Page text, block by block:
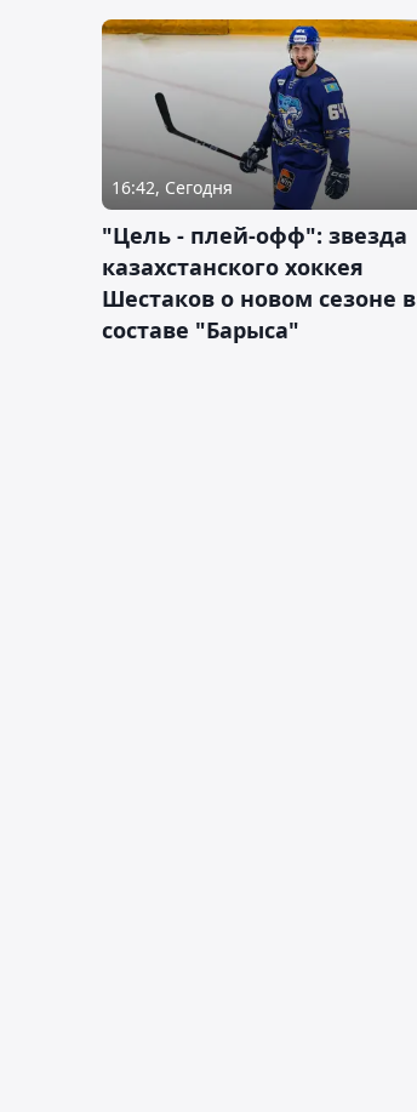
16:42, Сегодня
"Цель - плей-офф": звезда
казахстанского хоккея
Шестаков о новом сезоне в
составе "Барыса"